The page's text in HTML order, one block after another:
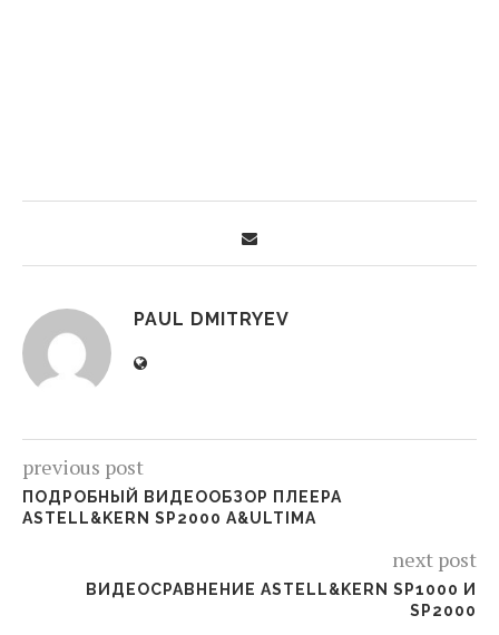
PAUL DMITRYEV
previous post
ПОДРОБНЫЙ ВИДЕООБЗОР ПЛЕЕРА
ASTELL&KERN SP2000 A&ULTIMA
next post
ВИДЕОСРАВНЕНИЕ ASTELL&KERN SP1000 И
SP2000